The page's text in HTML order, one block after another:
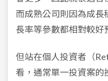
而成熟公司則因為成長
長率等參數都相對較好
但站在個人投資者（
看，通常單一投資案的